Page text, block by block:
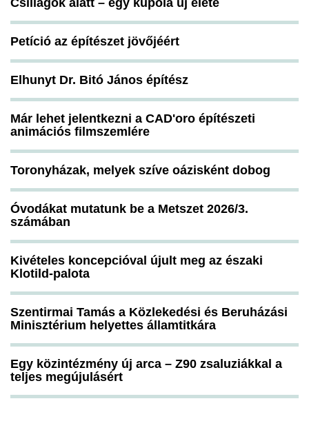
Csillagok alatt – egy kupola új élete
Petíció az építészet jövőjéért
Elhunyt Dr. Bitó János építész
Már lehet jelentkezni a CAD'oro építészeti
animációs filmszemlére
Toronyházak, melyek szíve oázisként dobog
Óvodákat mutatunk be a Metszet 2026/3.
számában
Kivételes koncepcióval újult meg az északi
Klotild-palota
Szentirmai Tamás a Közlekedési és Beruházási
Minisztérium helyettes államtitkára
Egy közintézmény új arca – Z90 zsaluziákkal a
teljes megújulásért